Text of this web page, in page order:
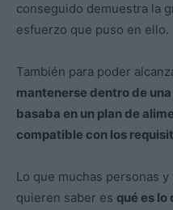
conseguido demuestra la
esfuerzo que puso en ello.
También para poder
mantenerse dentro de
basaba en un plan de
compatible con los
Lo que muchas personas
quieren saber es qué es lo